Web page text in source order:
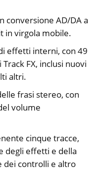
conversione AD/DA a
in virgola mobile.
effetti interni, con 49
FX, inclusi nuovi
altri.
frasi stereo, con
volume
cinque tracce,
degli effetti e della
dei controlli e altro